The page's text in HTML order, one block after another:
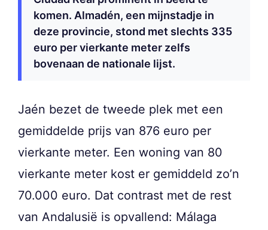
komen. Almadén, een mijnstadje in
deze provincie, stond met slechts 335
euro per vierkante meter zelfs
bovenaan de nationale lijst.
Jaén bezet de tweede plek met een
gemiddelde prijs van 876 euro per
vierkante meter. Een woning van 80
vierkante meter kost er gemiddeld zo’n
70.000 euro. Dat contrast met de rest
van Andalusië is opvallend: Málaga